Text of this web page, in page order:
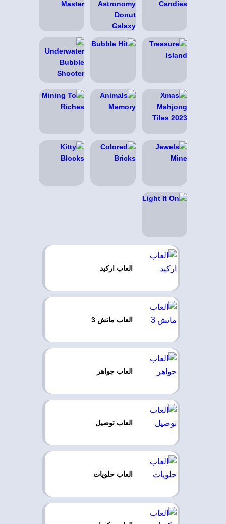
العاب اركيد
العاب ماتش 3
العاب جواهر
العاب توصيل
العاب حلويات